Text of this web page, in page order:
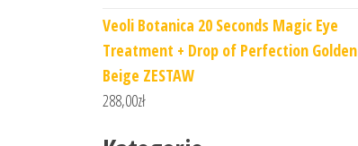
Veoli Botanica 20 Seconds Magic Eye
Treatment + Drop of Perfection Golden
Beige ZESTAW
288,00zł